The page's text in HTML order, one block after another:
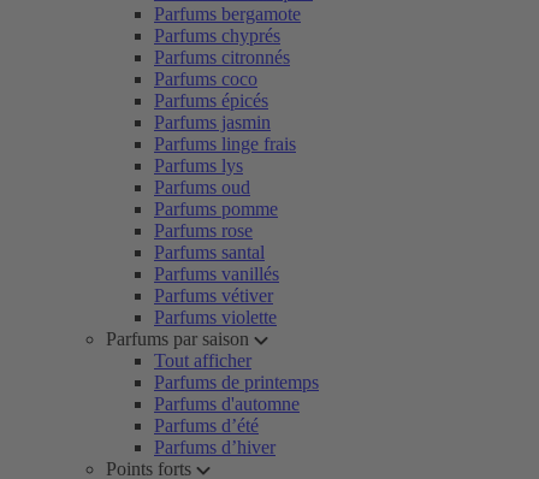
Parfums bergamote
Parfums chyprés
Parfums citronnés
Parfums coco
Parfums épicés
Parfums jasmin
Parfums linge frais
Parfums lys
Parfums oud
Parfums pomme
Parfums rose
Parfums santal
Parfums vanillés
Parfums vétiver
Parfums violette
Parfums par saison
Tout afficher
Parfums de printemps
Parfums d'automne
Parfums d’été
Parfums d’hiver
Points forts